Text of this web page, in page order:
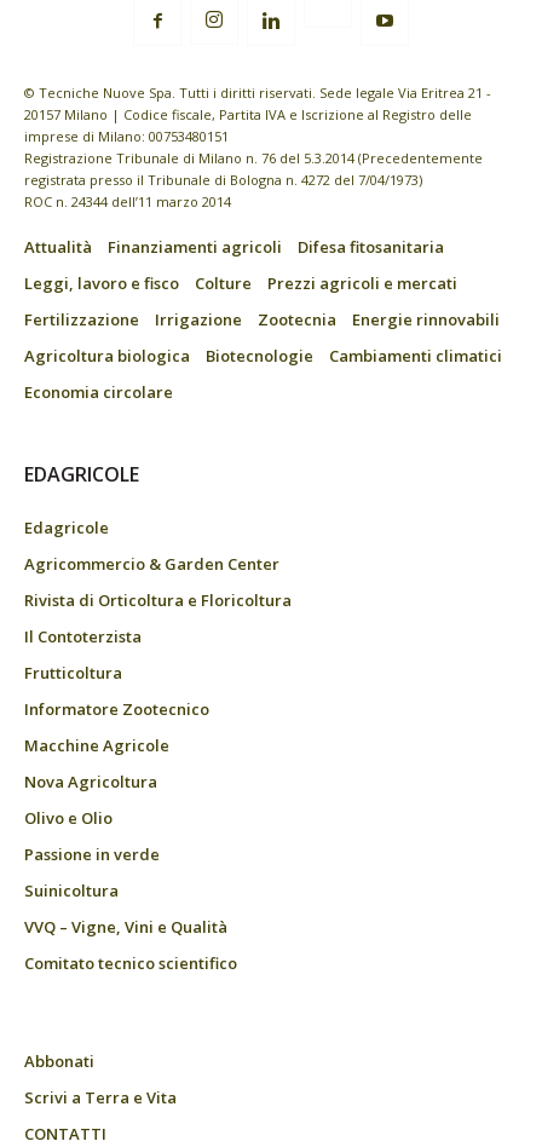
© Tecniche Nuove Spa. Tutti i diritti riservati. Sede legale Via Eritrea 21 -
20157 Milano | Codice fiscale, Partita IVA e Iscrizione al Registro delle
imprese di Milano: 00753480151
Registrazione Tribunale di Milano n. 76 del 5.3.2014 (Precedentemente
registrata presso il Tribunale di Bologna n. 4272 del 7/04/1973)
ROC n. 24344 dell’11 marzo 2014
Attualità Finanziamenti agricoli
Difesa fitosanitaria
Leggi, lavoro e fisco
Colture
Prezzi agricoli e mercati
Fertilizzazione
Irrigazione Zootecnia
Energie rinnovabili
Agricoltura biologica
Biotecnologie
Cambiamenti climatici
Economia circolare
EDAGRICOLE
Edagricole
Agricommercio & Garden Center
Rivista di Orticoltura e Floricoltura
Il Contoterzista
Frutticoltura
Informatore Zootecnico
Macchine Agricole
Nova Agricoltura
Olivo e Olio
Passione in verde
Suinicoltura
VVQ – Vigne, Vini e Qualità
Comitato tecnico scientifico
Abbonati
Scrivi a Terra e Vita
CONTATTI